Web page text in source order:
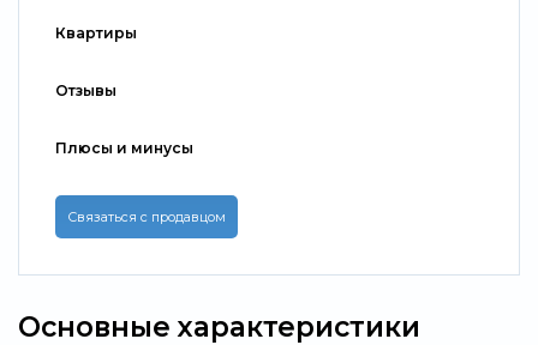
Квартиры
Отзывы
Плюсы и минусы
Связаться с продавцом
Основные характеристики